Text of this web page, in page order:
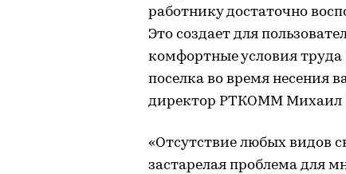
работнику достаточно
Это создает для
комфортные условия
поселка во время несения
директор РТКОММ Михаил
«Отсутствие любых видов
застарелая проблема для